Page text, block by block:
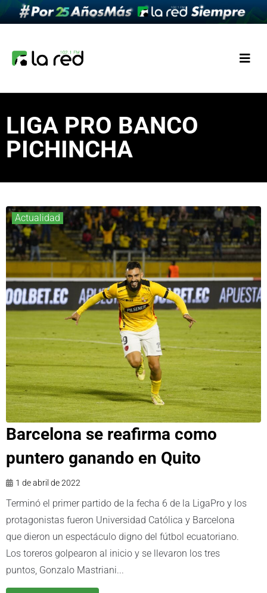
LIGA PRO BANCO
PICHINCHA
Actualidad
Barcelona se reafirma como
puntero ganando en Quito
1 de abril de 2022
Terminó el primer partido de la fecha 6 de la LigaPro y los
protagonistas fueron Universidad Católica y Barcelona
que dieron un espectáculo digno del fútbol ecuatoriano.
Los toreros golpearon al inicio y se llevaron los tres
puntos, Gonzalo Mastriani...